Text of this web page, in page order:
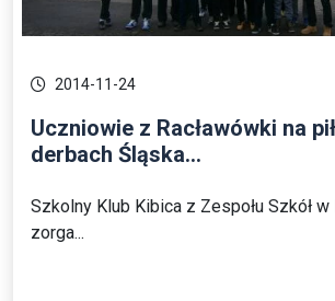
2014-11-24
Uczniowie z Racławówki na
derbach Śląska...
Szkolny Klub Kibica z Zespołu Szkół w
zorga...